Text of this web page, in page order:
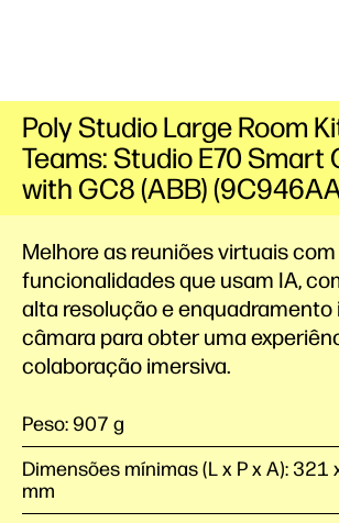
Melhore as reuniões virtuais com
funcionalidades que usam IA,
alta resolução e enquadramento
câmara para obter uma
colaboração imersiva.
Peso: 907 g
Dimensões mínimas (L x P x A): 321
mm
Poly Studio Large Room
Teams: Studio E70 Smart
with GC8 (ABB)